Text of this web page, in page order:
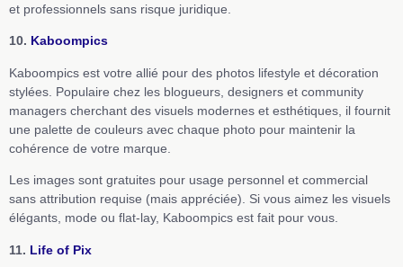
et professionnels sans risque juridique.
10. Kaboompics
Kaboompics est votre allié pour des photos lifestyle et décoration
stylées. Populaire chez les blogueurs, designers et community
managers cherchant des visuels modernes et esthétiques, il fournit
une palette de couleurs avec chaque photo pour maintenir la
cohérence de votre marque.
Les images sont gratuites pour usage personnel et commercial
sans attribution requise (mais appréciée). Si vous aimez les visuels
élégants, mode ou flat-lay, Kaboompics est fait pour vous.
11. Life of Pix